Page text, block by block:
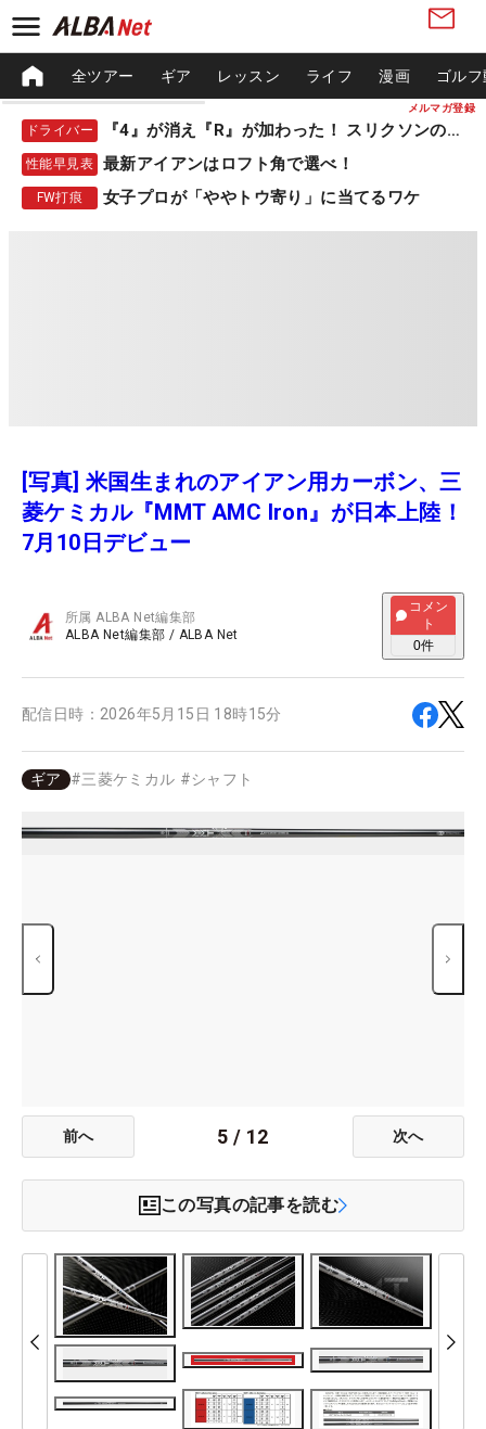
メルマガ登録
全ツアー ギア レッスン ライフ 漫画 ゴル
ドライバー 『4』が消え『R』が加わった！ スリクソンの新作
性能早見表 最新アイアンはロフト角で選べ！
FW打痕 女子プロが「ややトウ寄り」に当てるワケ
[写真] 米国生まれのアイアン用カーボン、三
菱ケミカル『MMT AMC Iron』が日本上陸！
7月10日デビュー
所属ALBA Net編集部
ALBA Net編集部 / ALBA Net
コメン
ト
0件
配信日時： 2026年5月15日 18時15分
ギア #三菱ケミカル #シャフト
前へ 5 / 12 次へ
この写真の記事を読む